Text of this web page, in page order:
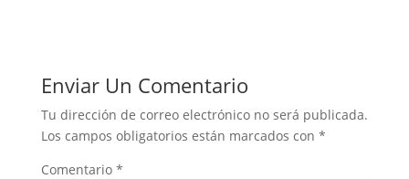
Enviar Un Comentario
Tu dirección de correo electrónico no será publicada.
Los campos obligatorios están marcados con *
Comentario *